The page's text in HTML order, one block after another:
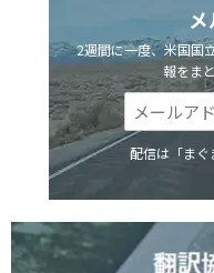
2週間に一度、米国国
報をま
配信は「まぐ